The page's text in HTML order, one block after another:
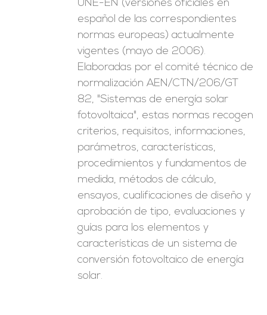
UNE-EN (versiones oficiales en
español de las correspondientes
normas europeas) actualmente
vigentes (mayo de 2006).
Elaboradas por el comité técnico de
normalización AEN/CTN/206/GT
82, "Sistemas de energía solar
fotovoltaica", estas normas recogen
criterios, requisitos, informaciones,
parámetros, características,
procedimientos y fundamentos de
medida, métodos de cálculo,
ensayos, cualificaciones de diseño y
aprobación de tipo, evaluaciones y
guías para los elementos y
características de un sistema de
conversión fotovoltaico de energía
solar.